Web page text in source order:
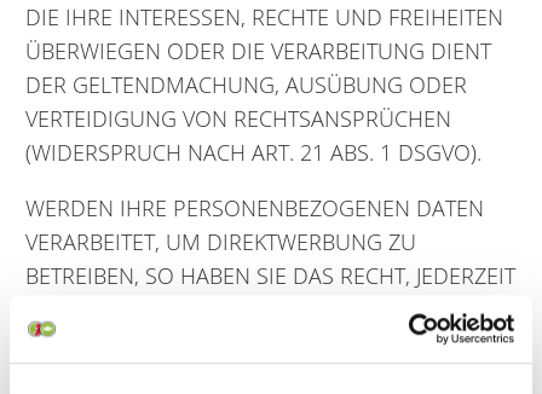
DIE IHRE INTERESSEN, RECHTE UND FREIHEITEN
ÜBERWIEGEN ODER DIE VERARBEITUNG DIENT
DER GELTENDMACHUNG, AUSÜBUNG ODER
VERTEIDIGUNG VON RECHTSANSPRÜCHEN
(WIDERSPRUCH NACH ART. 21 ABS. 1 DSGVO).
WERDEN IHRE PERSONENBEZOGENEN DATEN
VERARBEITET, UM DIREKTWERBUNG ZU
BETREIBEN, SO HABEN SIE DAS RECHT, JEDERZEIT
WIDERSPRUCH GEGEN DIE VERARBEITUNG SIE
BETREFFENDER PERSONENBEZOGENER DATEN